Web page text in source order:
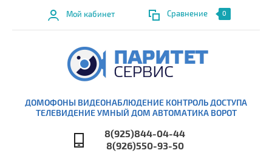
Мой кабинет Сравнение 0
ДОМОФОНЫ ВИДЕОНАБЛЮДЕНИЕ КОНТРОЛЬ ДОСТУПА
ТЕЛЕВИДЕНИЕ УМНЫЙ ДОМ АВТОМАТИКА ВОРОТ
8(925)844-04-44
8(926)550-93-50